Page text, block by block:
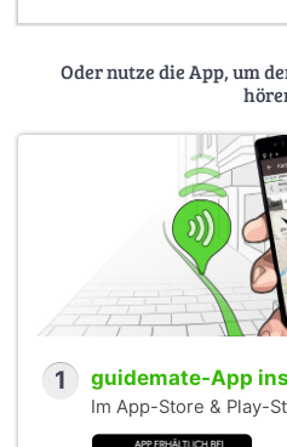
Oder nutze die App, um
1 guidemate-App
Im App-Store & Play-